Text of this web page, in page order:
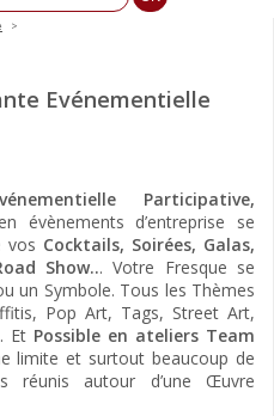
Evénementielle
Participative,
évènements d’entreprise se
vos Cocktails, Soirées, Galas,
Show... Votre Fresque se
un Symbole. Tous les Thèmes
Pop Art, Tags, Street Art,
Et Possible en ateliers Team
limite et surtout beaucoup de
réunis autour d’une Œuvre